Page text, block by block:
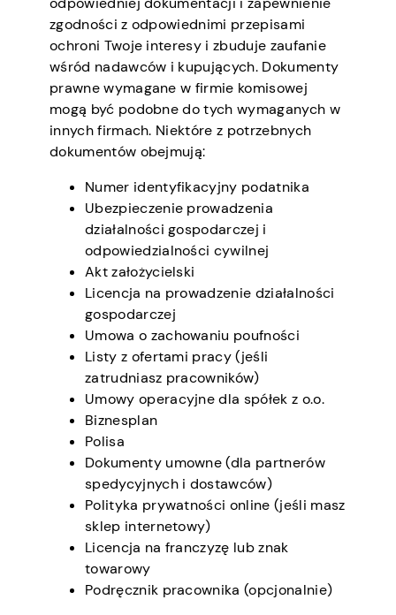
zgodności z odpowiednimi przepisami
ochroni Twoje interesy i zbuduje zaufanie
wśród nadawców i kupujących. Dokumenty
prawne wymagane w firmie komisowej
mogą być podobne do tych wymaganych w
innych firmach. Niektóre z potrzebnych
dokumentów obejmują:
Numer identyfikacyjny podatnika
Ubezpieczenie prowadzenia
działalności gospodarczej i
odpowiedzialności cywilnej
Akt założycielski
Licencja na prowadzenie działalności
gospodarczej
Umowa o zachowaniu poufności
Listy z ofertami pracy (jeśli
zatrudniasz pracowników)
Umowy operacyjne dla spółek z o.o.
Biznesplan
Polisa
Dokumenty umowne (dla partnerów
spedycyjnych i dostawców)
Polityka prywatności online (jeśli masz
sklep internetowy)
Licencja na franczyzę lub znak
towarowy
Podręcznik pracownika (opcjonalnie)